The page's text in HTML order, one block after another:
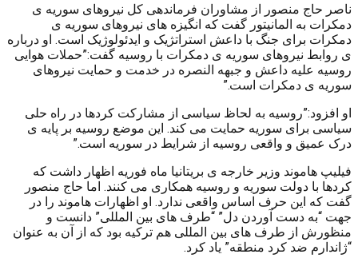
ناصر حاج منصور از مشاوران فرماندهی کل نیروهای سوریه ی
دمکرات به المانیتور گفت که انگیزه های نیروهای سوریه ی
دمکرات برای جنگ با داعش استراتژیک و ایدئولوژیک است. او درباره
ی روابط نیروهای سوریه ی دمکرات با روسیه گفت:”حملات هوایی
روسیه علیه داعش و جبهه النصره در خدمت و حمایت نیروهای
سوریه ی دمکرات است.”
او افزود:”روسیه به لحاظ سیاسی از مشارکت کردها در راه حلی
سیاسی برای سوریه حمایت می کند. این موضع روسیه بر پایه ی
درک عمیق و واقعی روسیه از شرایط در سوریه است.”
فیلیپ هاموند وزیر خارجه ی بریتانیا ماه فوریه اظهار داشت که
کردها با دولت سوریه و روسیه همکاری می کنند. اما حاج منصور
گفت که این حرف اساس واقعی ندارد. او اظهارات هاموند را در
جهت “به دست آوردن دل” “طرف های بین المللی” دانست و
منظورش از طرف های بین المللی هم ترکیه بود که از آن به عنوان
“ژاندارم ضد کرد منطقه” یاد کرد.